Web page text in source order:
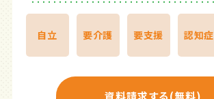
自立 要介護 要支援 認知症
資料請求する(無料)